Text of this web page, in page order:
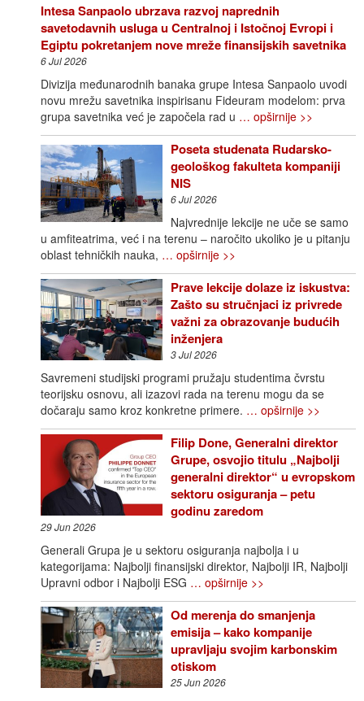
Intesa Sanpaolo ubrzava razvoj naprednih
savetodavnih usluga u Centralnoj i Istočnoj Evropi i
Egiptu pokretanjem nove mreže finansijskih savetnika
6 Jul 2026
Divizija međunarodnih banaka grupe Intesa Sanpaolo uvodi
novu mrežu savetnika inspirisanu Fideuram modelom: prva
grupa savetnika već je započela rad u … opširnije >>
Poseta studenata Rudarsko-
geološkog fakulteta kompaniji
NIS
6 Jul 2026
Najvrednije lekcije ne uče se samo
u amfiteatrima, već i na terenu – naročito ukoliko je u pitanju
oblast tehničkih nauka, … opširnije >>
Prave lekcije dolaze iz iskustva:
Zašto su stručnjaci iz privrede
važni za obrazovanje budućih
inženjera
3 Jul 2026
Savremeni studijski programi pružaju studentima čvrstu
teorijsku osnovu, ali izazovi rada na terenu mogu da se
dočaraju samo kroz konkretne primere. … opširnije >>
Filip Done, Generalni direktor
Grupe, osvojio titulu „Najbolji
generalni direktor“ u evropskom
sektoru osiguranja – petu
godinu zaredom
29 Jun 2026
Generali Grupa je u sektoru osiguranja najbolja i u
kategorijama: Najbolji finansijski direktor, Najbolji IR, Najbolji
Upravni odbor i Najbolji ESG … opširnije >>
Od merenja do smanjenja
emisija – kako kompanije
upravljaju svojim karbonskim
otiskom
25 Jun 2026